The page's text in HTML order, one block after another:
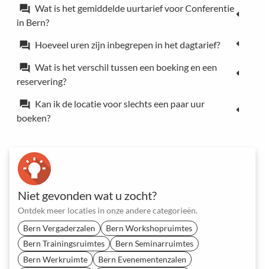
forum Wat is het gemiddelde uurtarief voor Conferentie
in Bern?
forum Hoeveel uren zijn inbegrepen in het dagtarief?
forum Wat is het verschil tussen een boeking en een
reservering?
forum Kan ik de locatie voor slechts een paar uur
boeken?
Niet gevonden wat u zocht?
Ontdek meer locaties in onze andere categorieën.
Bern Vergaderzalen
Bern Workshopruimtes
Bern Trainingsruimtes
Bern Seminarruimtes
Bern Werkruimte
Bern Evenementenzalen